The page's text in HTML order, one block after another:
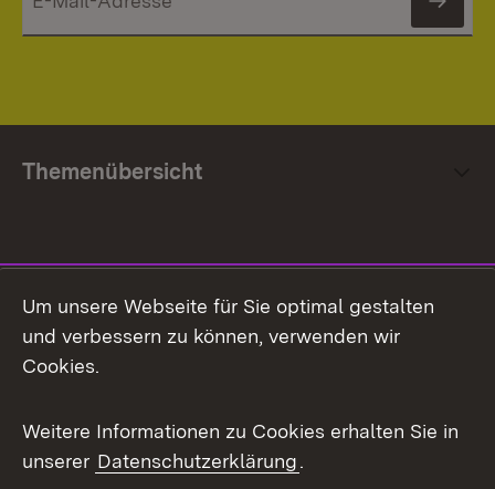
Themenübersicht
Facebook
X / Twitter
Youtube
Um unsere Webseite für Sie optimal gestalten
und verbessern zu können, verwenden wir
Cookies.
Weitere Informationen zu Cookies erhalten Sie in
unserer Datenschutzerklärung.